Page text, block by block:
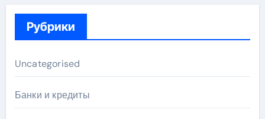
Рубрики
Uncategorised
Банки и кредиты